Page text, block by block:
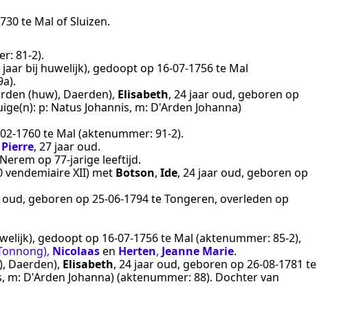
te Mal of Sluizen.
81-2).
jaar bij huwelijk), gedoopt op 16‑07‑1756te Mal
).
(huw), Daerden), Elisabeth, 24 jaar oud, geboren op
p: Natus Johannis, m: D'Arden Johanna)
te Mal (aktenummer: 91-2).
Pierre, 27 jaar oud.
Nerem op 77-jarige leeftijd.
vendemiaire XII) met Botson, Ide, 24 jaar oud, geboren op
oud, geboren op 25‑06‑1794teTongeren, overleden op
), gedoopt op 16‑07‑1756te Mal (aktenummer: 85-2),
, Nicolaasen Herten, Jeanne Marie.
Daerden), Elisabeth, 24 jaar oud, geboren op 26‑08‑1781 te
m: D'Arden Johanna)(aktenummer: 88). Dochter van